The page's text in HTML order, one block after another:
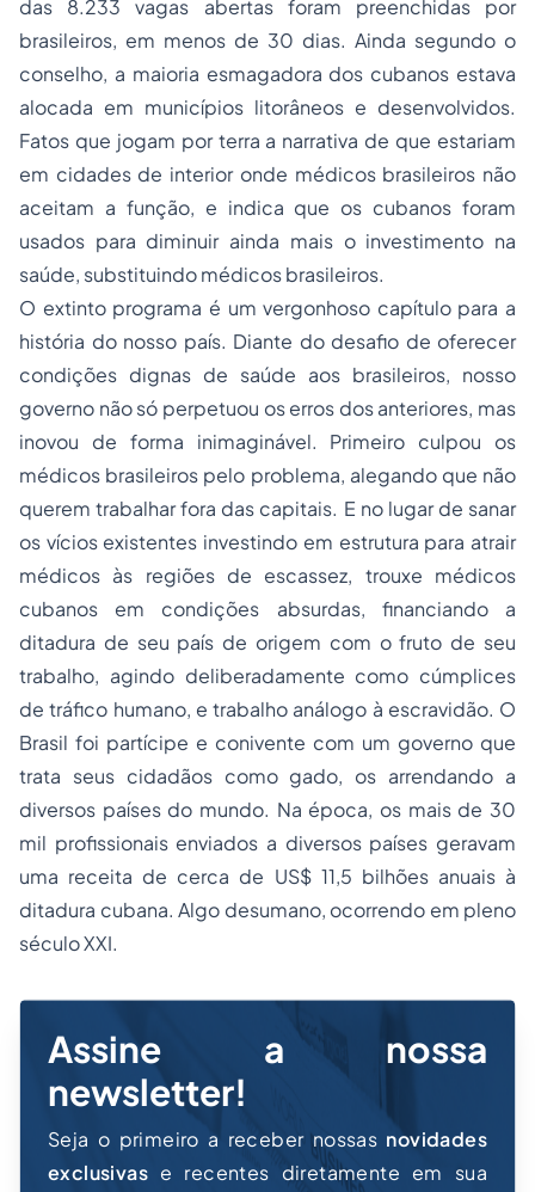
das 8.233 vagas abertas foram preenchidas por
brasileiros, em menos de 30 dias. Ainda segundo o
conselho, a maioria esmagadora dos cubanos estava
alocada em municípios litorâneos e desenvolvidos.
Fatos que jogam por terra a narrativa de que estariam
em cidades de interior onde médicos brasileiros não
aceitam a função, e indica que os cubanos foram
usados para diminuir ainda mais o investimento na
saúde, substituindo médicos brasileiros.
O extinto programa é um vergonhoso capítulo para a
história do nosso país. Diante do desafio de oferecer
condições dignas de saúde aos brasileiros, nosso
governo não só perpetuou os erros dos anteriores, mas
inovou de forma inimaginável. Primeiro culpou os
médicos brasileiros pelo problema, alegando que não
querem trabalhar fora das capitais. E no lugar de sanar
os vícios existentes investindo em estrutura para atrair
médicos às regiões de escassez, trouxe médicos
cubanos em condições absurdas, financiando a
ditadura de seu país de origem com o fruto de seu
trabalho, agindo deliberadamente como cúmplices
de tráfico humano, e trabalho análogo à escravidão. O
Brasil foi partícipe e conivente com um governo que
trata seus cidadãos como gado, os arrendando a
diversos países do mundo. Na época, os mais de 30
mil profissionais enviados a diversos países geravam
uma receita de cerca de US$ 11,5 bilhões anuais à
ditadura cubana. Algo desumano, ocorrendo em pleno
século XXI.
Assine a nossa
newsletter!
Seja o primeiro a receber nossas novidades
exclusivas e recentes diretamente em sua